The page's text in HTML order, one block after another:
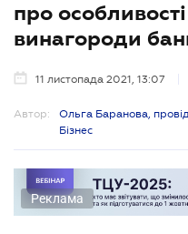
про
винагороди
11 листопада 2021, 13:07
Автор:
Ольга Баранова,
Бізнес
Реклама